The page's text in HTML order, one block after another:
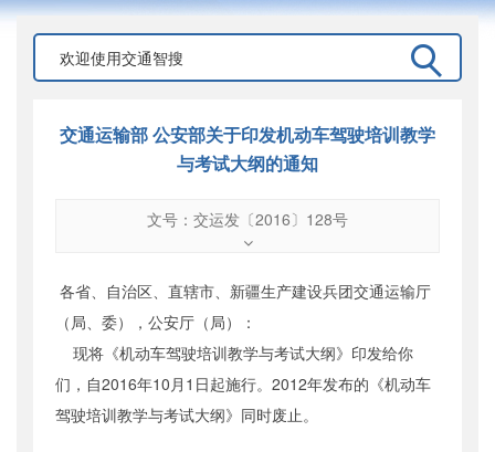
交通运输部 公安部关于印发机动车驾驶培训教学
与考试大纲的通知
文号：交运发〔2016〕128号
交运发〔2016〕128号
公开日期： 2016年08月30日
主题词：
机动车;驾驶;培训;教学;考试
机构分类：运输服务司
主题分类：其他
公文类型：部文件
各省、自治区、直辖市、新疆生产建设兵团交通运输厅
（局、委），公安厅（局）：
现将《机动车驾驶培训教学与考试大纲》印发给你
们，自2016年10月1日起施行。2012年发布的《机动车
驾驶培训教学与考试大纲》同时废止。